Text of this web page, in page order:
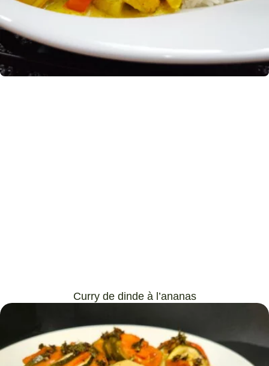
Curry de dinde à l’ananas